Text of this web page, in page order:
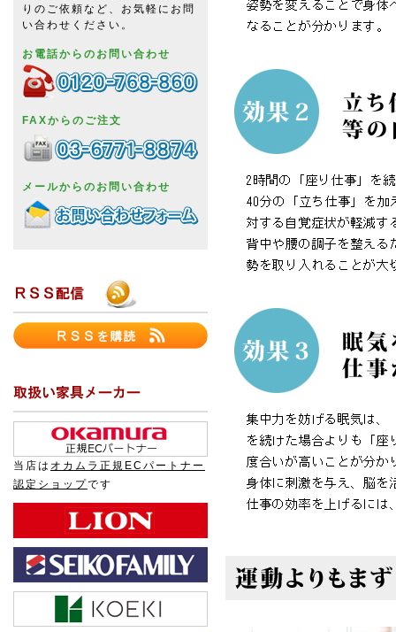
りのご依頼など、お気軽にお問
い合わせください。
お電話からのお問い合わせ
FAXからのご注文
メールからのお問い合わせ
当店は オカムラ正規ECパートナー
認定ショップです